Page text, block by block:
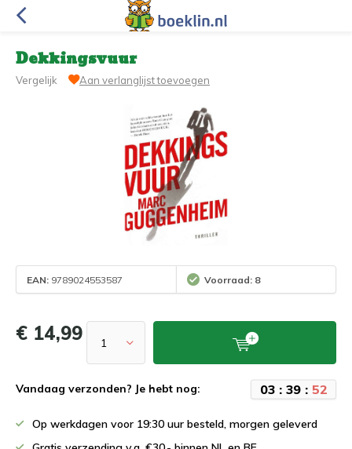
Dekkingsvuur
Vergelijk Aan verlanglijst toevoegen
EAN: 9789024553587 Voorraad: 8
€ 14,99
Vandaag verzonden? Je hebt nog: 03: 39: 51
Op werkdagen voor 19:30 uur besteld, morgen geleverd